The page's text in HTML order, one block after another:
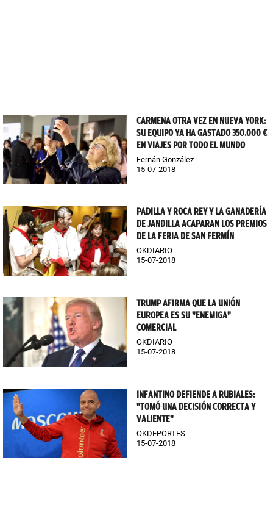
CARMENA OTRA VEZ EN NUEVA YORK:
SU EQUIPO YA HA GASTADO 350.000 €
EN VIAJES POR TODO EL MUNDO
Fernán González
15-07-2018
PADILLA Y ROCA REY Y LA GANADERÍA
DE JANDILLA ACAPARAN LOS PREMIOS
DE LA FERIA DE SAN FERMÍN
OKDIARIO
15-07-2018
TRUMP AFIRMA QUE LA UNIÓN
EUROPEA ES SU "ENEMIGA"
COMERCIAL
OKDIARIO
15-07-2018
INFANTINO DEFIENDE A RUBIALES:
"TOMÓ UNA DECISIÓN CORRECTA Y
VALIENTE"
OKDEPORTES
15-07-2018